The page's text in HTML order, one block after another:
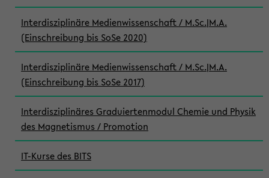
Interdisziplinäre Medienwissenschaft / M.Sc.|M.A.
(Einschreibung bis SoSe 2020)
Interdisziplinäre Medienwissenschaft / M.Sc.|M.A.
(Einschreibung bis SoSe 2017)
Interdisziplinäres Graduiertenmodul Chemie und Physik
des Magnetismus / Promotion
IT-Kurse des BITS